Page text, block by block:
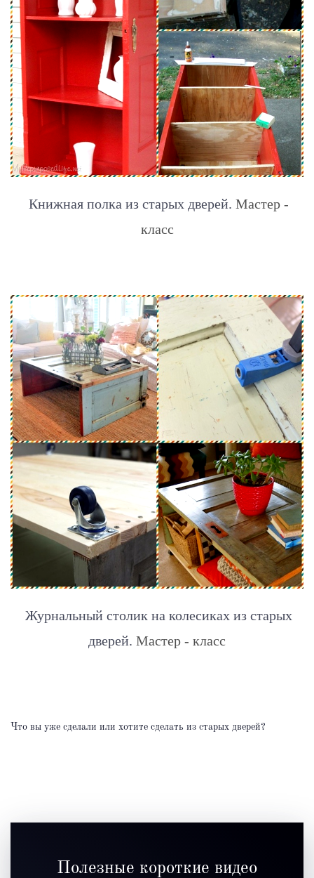
Книжная полка из старых дверей. Мастер -
класс
Журнальный столик на колесиках из старых
дверей. Мастер - класс
Что вы уже сделали или хотите сделать из старых дверей?
Полезные короткие видео